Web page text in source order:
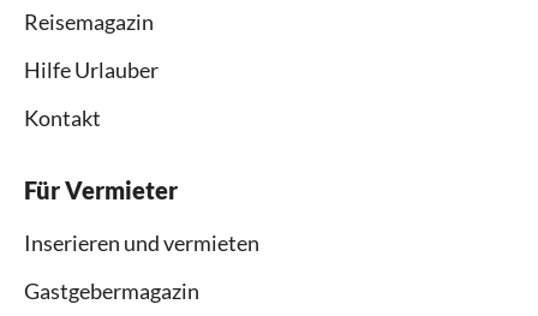
Reisemagazin
Hilfe Urlauber
Kontakt
Für Vermieter
Inserieren und vermieten
Gastgebermagazin